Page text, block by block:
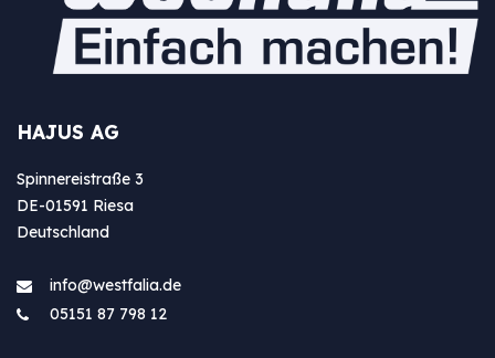
HAJUS AG
Spinnereistraße 3
DE-01591 Riesa
Deutschland
info@westfa​lia.de
05151 87 798 12